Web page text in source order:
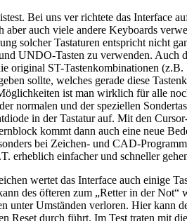
Bei uns ver richtete das Interface
aber auch viele andere Keyboards
solcher Tastaturen entspricht nicht
UNDO-Tasten zu verwenden. Auch
original ST-Tastenkombinationen
sollte, welches gerade diese
ist man wirklich für alle
normalen und der speziellen
in der Tastatur auf. Mit den
kommt dann auch eine neue
bei Zeichen- und CAD-
erheblich einfacher und schneller
wertet das Interface auch einige
des öfteren zum „Retter in der
unter Umständen verloren. Hier kann
Reset durch führt. Im Test traten mit